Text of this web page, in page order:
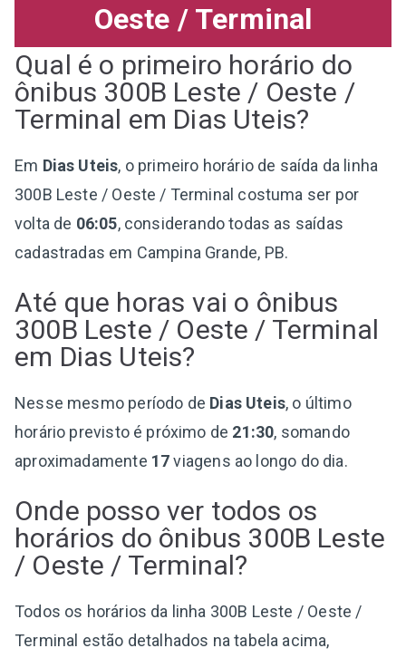
Oeste / Terminal
Qual é o primeiro horário do
ônibus 300B Leste / Oeste /
Terminal em Dias Uteis?
Em Dias Uteis, o primeiro horário de saída da linha
300B Leste / Oeste / Terminal costuma ser por
volta de 06:05, considerando todas as saídas
cadastradas em Campina Grande, PB.
Até que horas vai o ônibus
300B Leste / Oeste / Terminal
em Dias Uteis?
Nesse mesmo período de Dias Uteis, o último
horário previsto é próximo de 21:30, somando
aproximadamente 17viagens ao longo do dia.
Onde posso ver todos os
horários do ônibus 300B Leste
/ Oeste / Terminal?
Todos os horários da linha 300B Leste / Oeste /
Terminal estão detalhados na tabela acima,